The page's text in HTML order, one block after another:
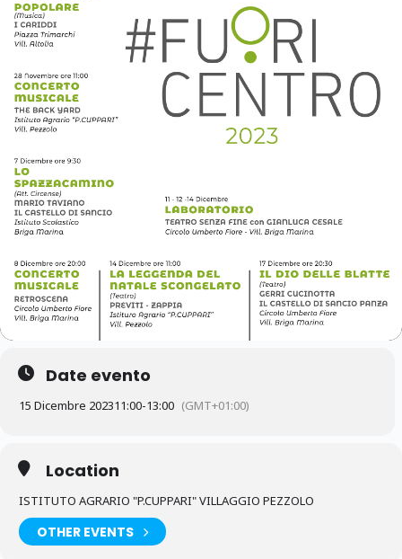
Date evento
15 Dicembre 202311:00-13:00 (GMT+01:00)
Location
ISTITUTO AGRARIO "P.CUPPARI" VILLAGGIO PEZZOLO
OTHER EVENTS